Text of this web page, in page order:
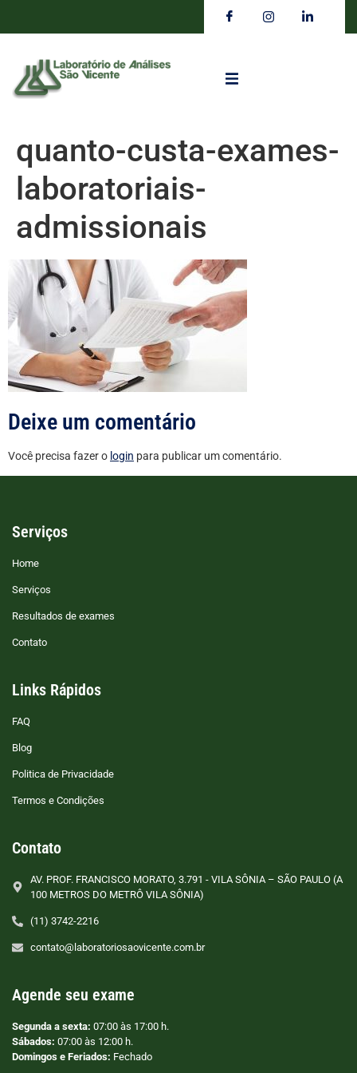
quanto-custa-exames-
laboratoriais-
admissionais
Deixe um comentário
Você precisa fazer o login para publicar um comentário.
Serviços
Home
Serviços
Resultados de exames
Contato
Links Rápidos
FAQ
Blog
Politica de Privacidade
Termos e Condições
Contato
AV. PROF. FRANCISCO MORATO, 3.791 - VILA SÔNIA – SÃO PAULO (A
100 METROS DO METRÔ VILA SÔNIA)
(11) 3742-2216
contato@laboratoriosaovicente.com.br
Agende seu exame
Segunda a sexta: 07:00 às 17:00 h.
Sábados: 07:00 às 12:00 h.
Domingos e Feriados: Fechado